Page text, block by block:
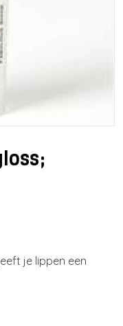
je lippen een